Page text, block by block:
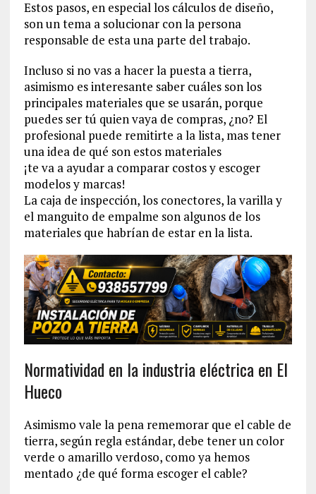
Estos pasos, en especial los cálculos de diseño,
son un tema a solucionar con la persona
responsable de esta una parte del trabajo.
Incluso si no vas a hacer la puesta a tierra,
asimismo es interesante saber cuáles son los
principales materiales que se usarán, porque
puedes ser tú quien vaya de compras, ¿no? El
profesional puede remitirte a la lista, mas tener
una idea de qué son estos materiales
¡te va a ayudar a comparar costos y escoger
modelos y marcas!
La caja de inspección, los conectores, la varilla y
el manguito de empalme son algunos de los
materiales que habrían de estar en la lista.
Normatividad en la industria eléctrica en El
Hueco
Asimismo vale la pena rememorar que el cable de
tierra, según regla estándar, debe tener un color
verde o amarillo verdoso, como ya hemos
mentado ¿de qué forma escoger el cable?